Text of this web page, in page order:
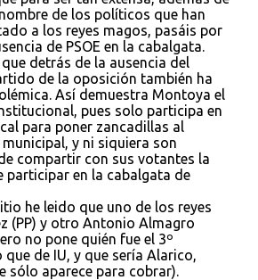
de los políticos que han
a los reyes magos, pasáis por
de PSOE en la cabalgata.
detrás de la ausencia del
de la oposición también ha
Así demuestra Montoya el
pues solo participa en
para poner zancadillas al
y ni siquiera son
compartir con sus votantes la
participar en la cabalgata de
he leido que uno de los reyes
(PP) y otro Antonio Almagro
no pone quién fue el 3º
que de IU, y que sería Alarico,
sólo aparece para cobrar).